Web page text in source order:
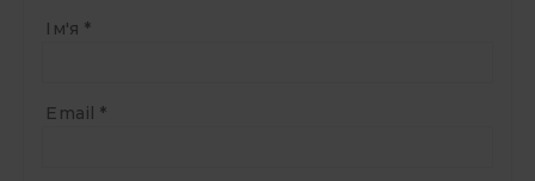
Ім'я *
Email *